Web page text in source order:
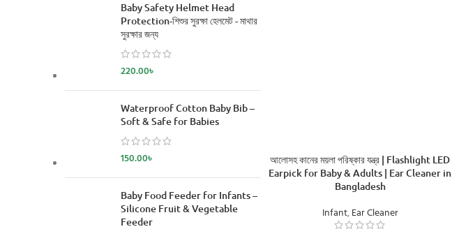
Baby Safety Helmet Head
Protection-শিশুর সুরক্ষা হেলমেট - মাথার
সুরক্ষার জন্য
220.00৳
Waterproof Cotton Baby Bib –
Soft & Safe for Babies
150.00৳
Baby Food Feeder for Infants –
Silicone Fruit & Vegetable
Feeder
ADD TO CART
আলোসহ কানের ময়লা পরিষ্কার যন্ত্র | Flashlight LED
Earpick for Baby & Adults | Ear Cleaner in
Bangladesh
Infant,Ear Cleaner